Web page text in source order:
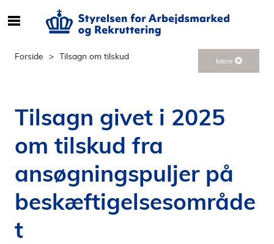
e
n
d
h
o
Forside Tilsagn om tilskud Mere
Tilsagn givet i 2025
om tilskud fra
ansøgningspuljer på
beskæftigelsesområde
t